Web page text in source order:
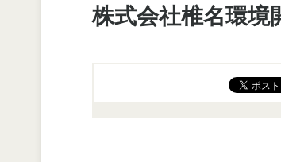
株式会社椎名環境